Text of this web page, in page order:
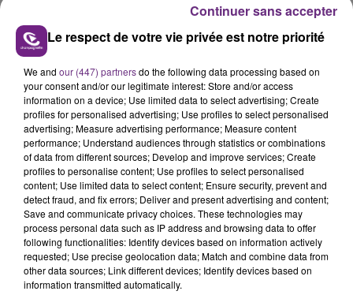
VENEZ FÊTER CE WEEK-END
L'ANNIVERSAIRE DE WOINIC
Ce samedi 8 août sera un grand jour :
l'anniversaire du plus gros sanglier du monde.
Une fête est donc organisée et vous êtes tous
conviés !
TITRES DIFFUSÉS
10h57
10h57 10h54
10h54
Le respect de votre vie privée est notre priorité
We and our (447) partnersdo the following data processing based on
your consent and/or our legitimate interest: Store and/or access
information on a device; Use limited data to select advertising; Create
profiles for personalised advertising; Use profiles to select personalised
advertising; Measure advertising performance; Measure content
performance; Understand audiences through statistics or combinations
of data from different sources; Develop and improve services; Create
profiles to personalise content; Use profiles to select personalised
content; Use limited data to select content; Ensure security, prevent and
detect fraud, and fix errors; Deliver and present advertising and content;
Save and communicate privacy choices. These technologies may
process personal data such as IP address and browsing data to offer
following functionalities: Identify devices based on information actively
requested; Use precise geolocation data; Match and combine data from
other data sources; Link different devices; Identify devices based on
information transmitted automatically.
Continuer sans accepter